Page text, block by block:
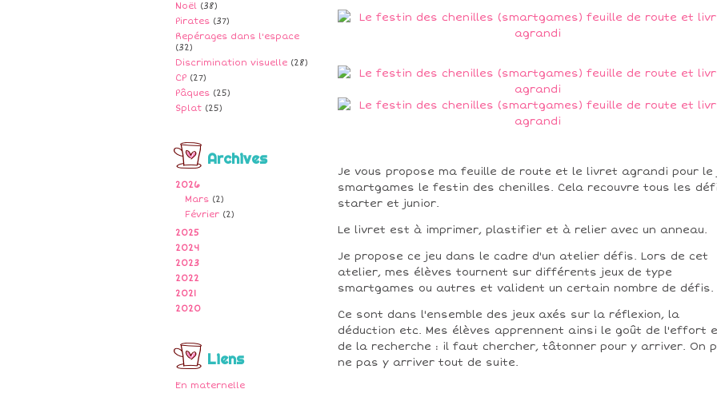
Noël (38)
Pirates (37)
Repérages dans l'espace
(32)
Discrimination visuelle (28)
CP (27)
Pâques (25)
Splat (25)
Archives
2026
Mars (2)
Février (2)
2025
2024
2023
2022
2021
2020
Liens
En maternelle
Je vous propose ma feuille de route et le livret agrandi pour le
smartgames le festin des chenilles. Cela recouvre tous les
starter et junior.
Le livret est à imprimer, plastifier et à relier avec un anneau.
Je propose ce jeu dans le cadre d'un atelier défis. Lors de cet
atelier, mes élèves tournent sur différents jeux de type
smartgames ou autres et valident un certain nombre de défis.
Ce sont dans l'ensemble des jeux axés sur la réflexion, la
déduction etc. Mes élèves apprennent ainsi le goût de l'effort
de la recherche : il faut chercher, tâtonner pour y arriver. On
ne pas y arriver tout de suite.